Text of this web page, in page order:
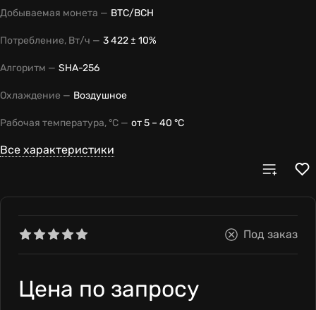
Добываемая монета — BTC/BCH
Потребление, Вт/ч — 3 422 ± 10%
Алгоритм — SHA-256
Охлаждение — Воздушное
Рабочая температура, °С — от 5 – 40 °С
Все характеристики
Под заказ
Цена по запросу